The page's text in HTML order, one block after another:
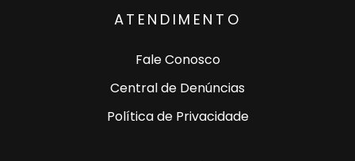
ATENDIMENTO
Fale Conosco
Central de Denúncias
Política de Privacidade